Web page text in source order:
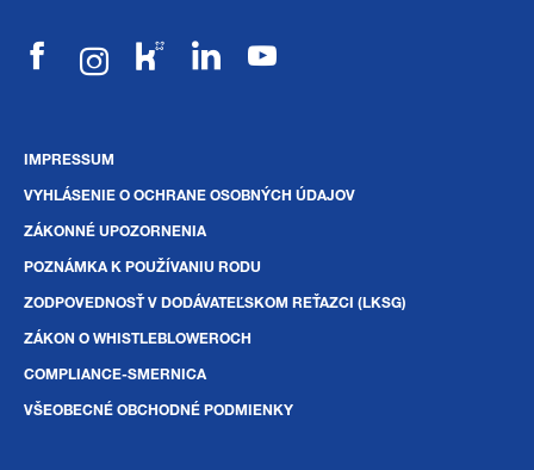
IMPRESSUM
VYHLÁSENIE O OCHRANE OSOBNÝCH ÚDAJOV
ZÁKONNÉ UPOZORNENIA
POZNÁMKA K POUŽÍVANIU RODU
ZODPOVEDNOSŤ V DODÁVATEĽSKOM REŤAZCI (LKSG)
ZÁKON O WHISTLEBLOWEROCH
COMPLIANCE-SMERNICA
VŠEOBECNÉ OBCHODNÉ PODMIENKY